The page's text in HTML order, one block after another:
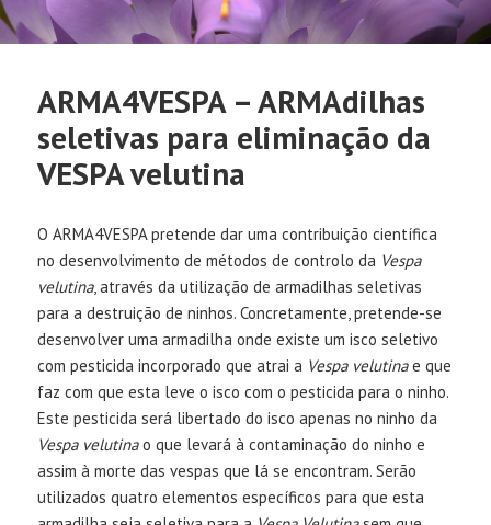
ARMA4VESPA – ARMAdilhas
seletivas para eliminação da
VESPA velutina
O ARMA4VESPA pretende dar uma contribuição científica
no desenvolvimento de métodos de controlo da Vespa
velutina, através da utilização de armadilhas seletivas
para a destruição de ninhos. Concretamente, pretende-se
desenvolver uma armadilha onde existe um isco seletivo
com pesticida incorporado que atrai a Vespa velutinae que
faz com que esta leve o isco com o pesticida para o ninho.
Este pesticida será libertado do isco apenas no ninho da
Vespa velutinao que levará à contaminação do ninho e
assim à morte das vespas que lá se encontram. Serão
utilizados quatro elementos específicos para que esta